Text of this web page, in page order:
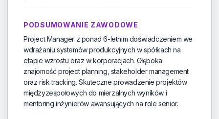
PODSUMOWANIE ZAWODOWE
Project Manager z ponad 6-letnim doświadczeniem we
wdrażaniu systemów produkcyjnych w spółkach na
etapie wzrostu oraz w korporacjach. Głęboka
znajomość project planning, stakeholder management
oraz risk tracking. Skuteczne prowadzenie projektów
międzyzespołowych do mierzalnych wyników i
mentoring inżynierów awansujących na role senior.